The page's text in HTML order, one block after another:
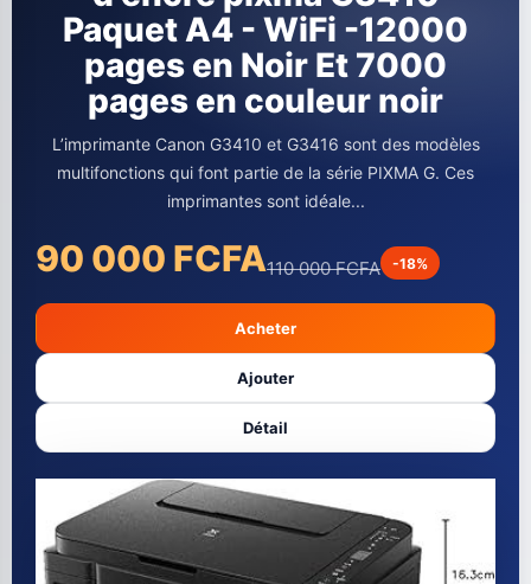
Paquet A4 - WiFi -12000
pages en Noir Et 7000
pages en couleur noir
L’imprimante Canon G3410 et G3416 sont des modèles
multifonctions qui font partie de la série PIXMA G. Ces
imprimantes sont idéale...
90 000 FCFA110 000 FCFA -18%
Acheter
Ajouter
Détail